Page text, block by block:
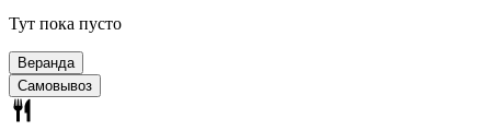
Тут пока пусто
Веранда
Самовывоз